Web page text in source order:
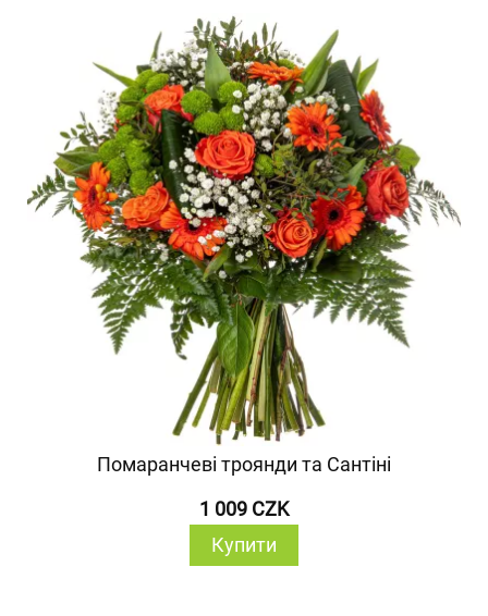
Помаранчеві троянди та Сантіні
1 009 CZK
Купити